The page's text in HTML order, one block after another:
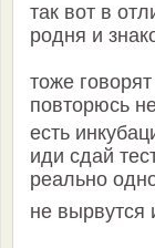
так вот в
родня и
тоже
повторюсь
есть
иди сдай
реально
не вырвутся